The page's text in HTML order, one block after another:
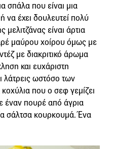
σπάλα που είναι μια
να έχει δουλευτεί πολύ
είναι άρτια
μαύρου χοίρου όμως με
με διακριτικό άρωμα
και ευχάριστη
λάτρεις ωστόσο των
που ο σεφ γεμίζει
έναν πουρέ από άγρια
σάλτσα κουρκουμά. Ένα